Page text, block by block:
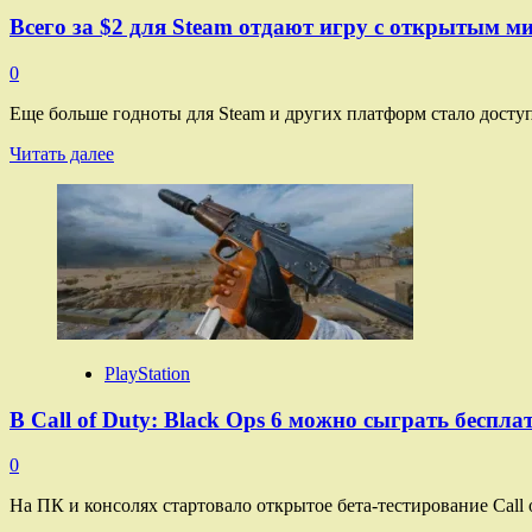
Всего за $2 для Steam отдают игру с открытым
0
Еще больше годноты для Steam и других платформ стало
Читать далееПрочитать
о
Всего
за
$2
для
Steam
отдают
игру
с
открытым
миром,
которую
про
PlayStation
В Call of Duty: Black Ops 6 можно сыграть
0
На ПК и консолях стартовало открытое бета-тестирование